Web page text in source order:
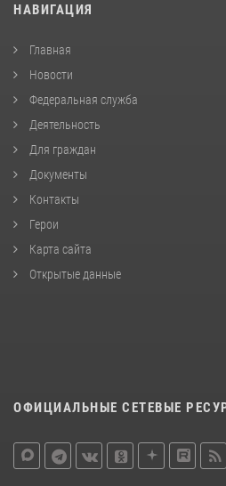
НАВИГАЦИЯ
Главная
Новости
Федеральная служба
Деятельность
Для граждан
Документы
Контакты
Герои
Карта сайта
Открытые данные
ОФИЦИАЛЬНЫЕ СЕТЕВЫЕ